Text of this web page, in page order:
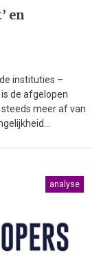
en
instituties –
de afgelopen
meer af van
analyse